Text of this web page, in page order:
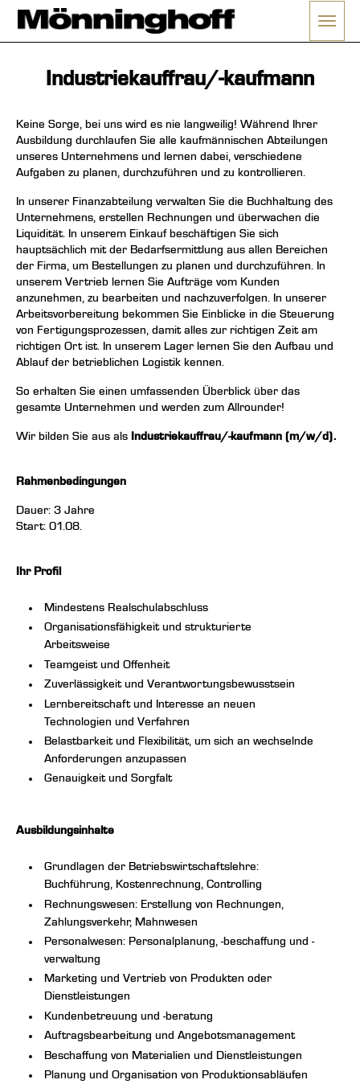
Menü
Industriekauffrau/-kaufmann
Keine Sorge, bei uns wird es nie langweilig! Während Ihrer
Ausbildung durchlaufen Sie alle kaufmännischen Abteilungen
unseres Unternehmens und lernen dabei, verschiedene
Aufgaben zu planen, durchzuführen und zu kontrollieren.
In unserer Finanzabteilung verwalten Sie die Buchhaltung des
Unternehmens, erstellen Rechnungen und überwachen die
Liquidität. In unserem Einkauf beschäftigen Sie sich
hauptsächlich mit der Bedarfsermittlung aus allen Bereichen
der Firma, um Bestellungen zu planen und durchzuführen. In
unserem Vertrieb lernen Sie Aufträge vom Kunden
anzunehmen, zu bearbeiten und nachzuverfolgen. In unserer
Arbeitsvorbereitung bekommen Sie Einblicke in die Steuerung
von Fertigungsprozessen, damit alles zur richtigen Zeit am
richtigen Ort ist. In unserem Lager lernen Sie den Aufbau und
Ablauf der betrieblichen Logistik kennen.
So erhalten Sie einen umfassenden Überblick über das
gesamte Unternehmen und werden zum Allrounder!
Wir bilden Sie aus als Industriekauffrau/-kaufmann (m/w/d).
Rahmenbedingungen
Dauer: 3 Jahre
Start: 01.08.
Ihr Profil
Mindestens Realschulabschluss
Organisationsfähigkeit und strukturierte
Arbeitsweise
Teamgeist und Offenheit
Zuverlässigkeit und Verantwortungsbewusstsein
Lernbereitschaft und Interesse an neuen
Technologien und Verfahren
Belastbarkeit und Flexibilität, um sich an wechselnde
Anforderungen anzupassen
Genauigkeit und Sorgfalt
Ausbildungsinhalte
Grundlagen der Betriebswirtschaftslehre:
Buchführung, Kostenrechnung, Controlling
Rechnungswesen: Erstellung von Rechnungen,
Zahlungsverkehr, Mahnwesen
Personalwesen: Personalplanung, -beschaffung und -
verwaltung
Marketing und Vertrieb von Produkten oder
Dienstleistungen
Kundenbetreuung und -beratung
Auftragsbearbeitung und Angebotsmanagement
Beschaffung von Materialien und Dienstleistungen
Planung und Organisation von Produktionsabläufen